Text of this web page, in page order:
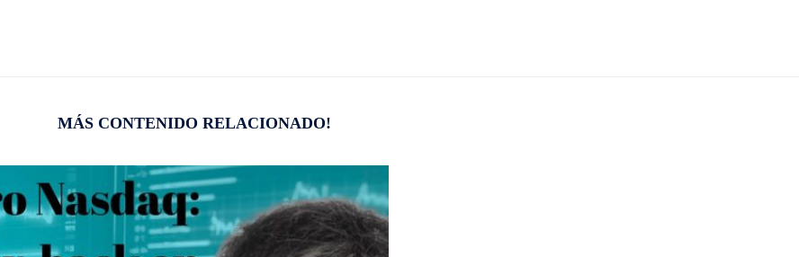
MÁS CONTENIDO RELACIONADO!